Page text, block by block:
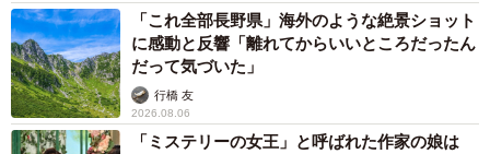
「これ全部長野県」海外のような絶景ショット
に感動と反響「離れてからいいところだったん
だって気づいた」
行橋 友
2026.08.06
「ミステリーの女王」と呼ばれた作家の娘は